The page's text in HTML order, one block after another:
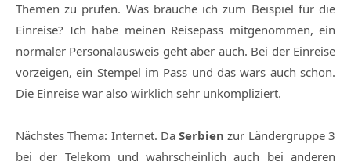
Themen zu prüfen. Was brauche ich zum Beispiel für die
Einreise? Ich habe meinen Reisepass mitgenommen, ein
normaler Personalausweis geht aber auch. Bei der Einreise
vorzeigen, ein Stempel im Pass und das wars auch schon.
Die Einreise war also wirklich sehr unkompliziert.
Nächstes Thema: Internet. DaSerbien zur Ländergruppe 3
bei der Telekom und wahrscheinlich auch bei anderen